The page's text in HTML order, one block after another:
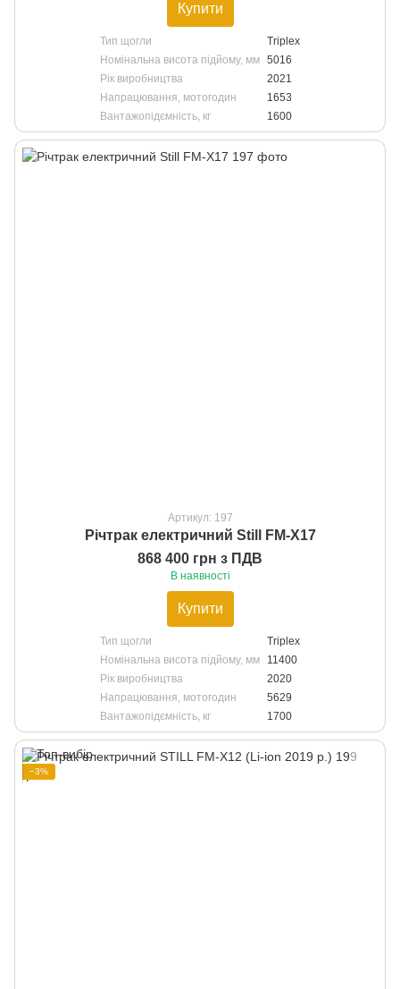
Купити
Тип щогли
Triplex
Номінальна висота підйому, мм 5016
Рік виробництва
2021
Напрацювання, мотогодин
1653
Вантажопідємність, кг
1600
Артикул: 197
Річтрак електричний Still FM-X17
868 400 грн з ПДВ
В наявності
Купити
Тип щогли
Triplex
Номінальна висота підйому, мм
11400
Рік виробництва
2020
Напрацювання, мотогодин
5629
Вантажопідємність, кг
1700
−3%